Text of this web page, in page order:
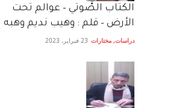
الكتاب الصَّوتي – عوالم تحت
الأرض – قلم : وهيب نديم وهبه
دراسات, مختارات 23 فبراير، 2023